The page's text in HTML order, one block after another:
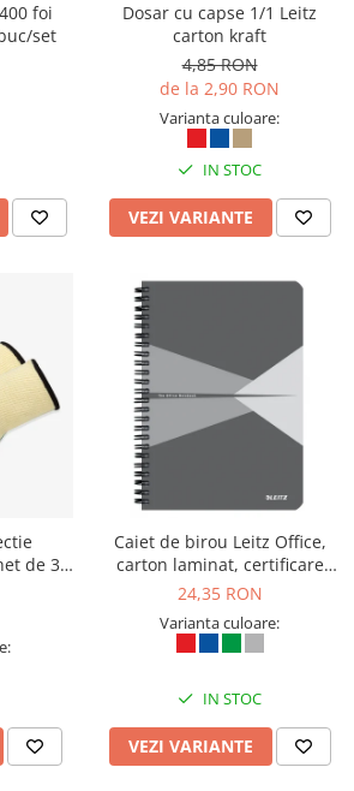
foi
set
Dosar cu capse 1/1 Leitz
carton kraft
4,85 RON
de la 2,90 RON
Varianta culoare:
IN STOC
VEZI VARIANTE
de 3
Caiet de birou Leitz Office,
carton laminat, certificare
FSC, reciclabil, A5, 90 coli, cu
24,35 RON
Varianta culoare:
IN STOC
VEZI VARIANTE